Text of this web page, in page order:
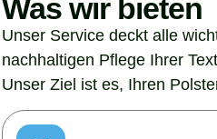
Was wir bieten
Unser Service deckt alle
nachhaltigen Pflege Ihrer
Unser Ziel ist es, Ihren